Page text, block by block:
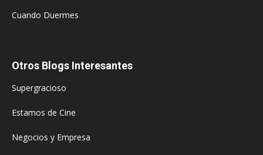
Cuando Duermes
Otros Blogs Interesantes
Supergracioso
Estamos de Cine
Negocios y Empresa